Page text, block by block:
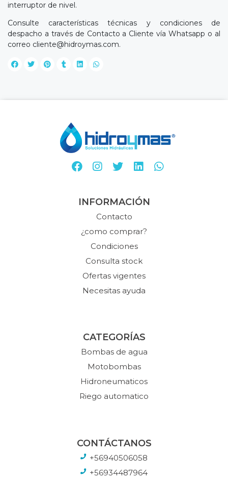
interruptor de nivel.
Consulte características técnicas y condiciones de
despacho a través de Contacto a Cliente vía Whatsapp o al
correo cliente@hidroymas.com.
INFORMACIÓN
Contacto
¿como comprar?
Condiciones
Consulta stock
Ofertas vigentes
Necesitas ayuda
CATEGORÍAS
Bombas de agua
Motobombas
Hidroneumaticos
Riego automatico
CONTÁCTANOS
+56940506058
+56934487964